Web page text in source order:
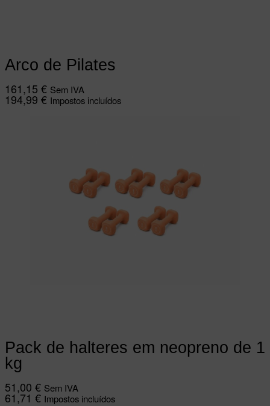
Arco de Pilates
161,15 € Sem IVA
194,99 € Impostos incluídos
Pack de halteres em neopreno de 1
kg
51,00 € Sem IVA
61,71 € Impostos incluídos